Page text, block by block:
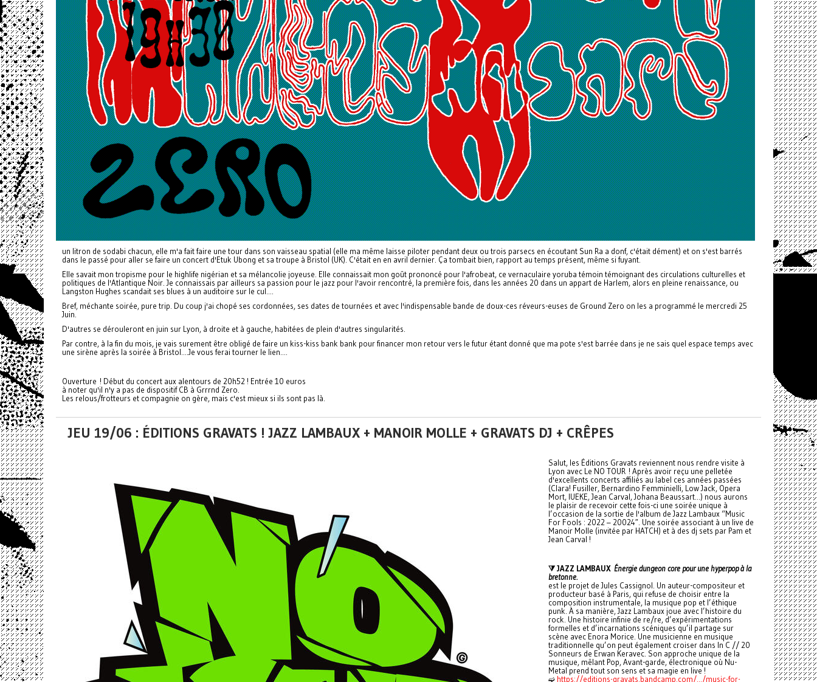
un litron de sodabi chacun, elle m'a fait faire une tour dans son vaisseau spatial (elle ma même laisse piloter pendant deux ou trois parsecs en écoutant Sun Ra a donf, c'était dément) et on s'est barrés
dans le passé pour aller se faire un concert d'Etuk Ubong et sa troupe à Bristol (UK). C'était en en avril dernier. Ça tombait bien, rapport au temps présent, même si fuyant.
Elle savait mon tropisme pour le highlife nigérian et sa mélancolie joyeuse. Elle connaissait mon goût prononcé pour l'afrobeat, ce vernaculaire yoruba témoin témoignant des circulations culturelles et
politiques de l'Atlantique Noir. Je connaissais par ailleurs sa passion pour le jazz pour l'avoir rencontré, la première fois, dans les années 20 dans un appart de Harlem, alors en pleine renaissance, ou
Langston Hughes scandait ses blues à un auditoire sur le cul....
Bref, méchante soirée, pure trip. Du coup j'ai chopé ses cordonnées, ses dates de tournées et avec l'indispensable bande de doux-ces réveurs-euses de Ground Zero on les a programmé le mercredi 25
Juin.
D'autres se dérouleront en juin sur Lyon, à droite et à gauche, habitées de plein d'autres singularités.
Par contre, à la fin du mois, je vais surement être obligé de faire un kiss-kiss bank bank pour financer mon retour vers le futur étant donné que ma pote s'est barrée dans je ne sais quel espace temps avec
une sirène après la soirée à Bristol....Je vous ferai tourner le lien....
Ouverture ! Début du concert aux alentours de 20h52 ! Entrée 10 euros
à noter qu'il n'y a pas de dispositif CB à Grrrnd Zero.
Les relous/frotteurs et compagnie on gère, mais c'est mieux si ils sont pas là.
JEU 19/06 : ÉDITIONS GRAVATS ! JAZZ LAMBAUX + MANOIR MOLLE + GRAVATS DJ + CRÊPES
Salut, les Éditions Gravats reviennent nous rendre visite à
Lyon avec Le NO TOUR ! Après avoir reçu une pelletée
d'excellents concerts affiliés au label ces années passées
(Clara! Fusiller, Bernardino Femminielli, Low Jack, Opera
Mort, IUEKE, Jean Carval, Johana Beaussart...) nous aurons
le plaisir de recevoir cette fois-ci une soirée unique à
l’occasion de la sortie de l'album de Jazz Lambaux “Music
For Fools : 2022 – 20024″. Une soirée associant à un live de
Manoir Molle (invitée par HATCH) et à des dj sets par Pam et
Jean Carval !
⧩ JAZZ LAMBAUX Énergie dungeon core pour une hyperpop à la
bretonne.
est le projet de Jules Cassignol. Un auteur-compositeur et
producteur basé à Paris, qui refuse de choisir entre la
composition instrumentale, la musique pop et l’éthique
punk. À sa manière, Jazz Lambaux joue avec l’histoire du
rock. Une histoire infinie de re/re, d’expérimentations
formelles et d’incarnations scéniques qu’il partage sur
scène avec Enora Morice. Une musicienne en musique
traditionnelle qu’on peut également croiser dans In C // 20
Sonneurs de Erwan Keravec. Son approche unique de la
musique, mêlant Pop, Avant-garde, électronique où Nu-
Metal prend tout son sens et sa magie en live !
➫ https://editions-gravats.bandcamp.com/.../music-for-